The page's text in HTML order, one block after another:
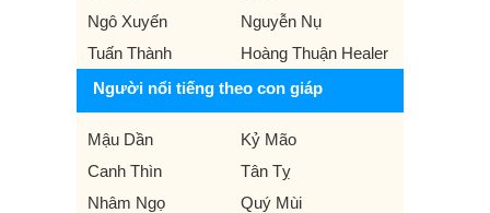
Ngô Xuyến
Nguyễn Nụ
Tuấn Thành
Hoàng Thuận Healer
Người nổi tiếng theo con giáp
Mậu Dần
Kỷ Mão
Canh Thìn
Tân Tỵ
Nhâm Ngọ
Quý Mùi